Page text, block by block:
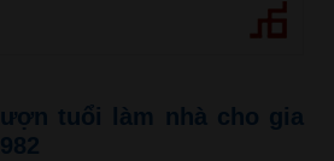
tuổi làm nhà cho gia